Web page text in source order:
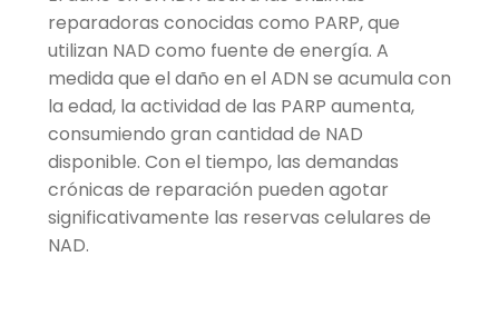
reparadoras conocidas como PARP, que
utilizan NAD como fuente de energía. A
medida que el daño en el ADN se acumula con
la edad, la actividad de las PARP aumenta,
consumiendo gran cantidad de NAD
disponible. Con el tiempo, las demandas
crónicas de reparación pueden agotar
significativamente las reservas celulares de
NAD.